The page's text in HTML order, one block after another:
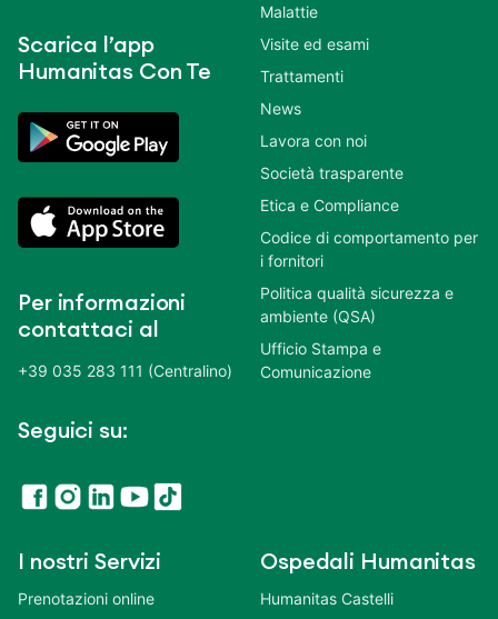
Scarica l’app
Humanitas Con Te
Per informazioni
contattaci al
+39 035 283 111 (Centralino)
Seguici su:
Malattie
Visite ed esami
Trattamenti
News
Lavora con noi
Società trasparente
Etica e Compliance
Codice di comportamento per
i fornitori
Politica qualità sicurezza e
ambiente (QSA)
Ufficio Stampa e
Comunicazione
I nostri Servizi
Prenotazioni online
Ospedali Humanitas
Humanitas Castelli